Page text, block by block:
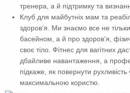
тренера, а й підтримку та
Клуб для майбутніх мам та
здоров’я. Ми знаємо все не
басейном, а й про здоров’я,
своє тіло. Фітнес для вагітних
дбайливе навантаження, а
підкаже, як повернути
максимальною користю.